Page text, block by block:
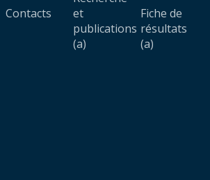
Contacts
et
publications
(a)
Fiche de
résultats
(a)